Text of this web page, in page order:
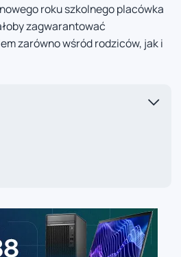
roku szkolnego placówka
zagwarantować
zarówno wśród rodziców, jak i